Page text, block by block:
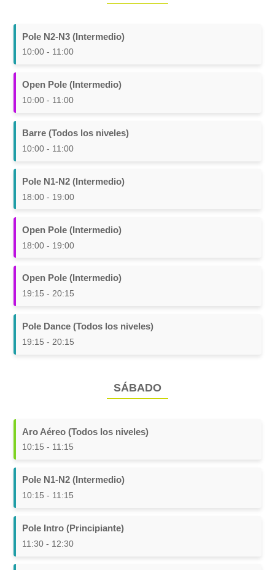
Pole N2-N3 (Intermedio)
10:00 - 11:00
Open Pole (Intermedio)
10:00 - 11:00
Barre (Todos los niveles)
10:00 - 11:00
Pole N1-N2 (Intermedio)
18:00 - 19:00
Open Pole (Intermedio)
18:00 - 19:00
Open Pole (Intermedio)
19:15 - 20:15
Pole Dance (Todos los niveles)
19:15 - 20:15
SÁBADO
Aro Aéreo (Todos los niveles)
10:15 - 11:15
Pole N1-N2 (Intermedio)
10:15 - 11:15
Pole Intro (Principiante)
11:30 - 12:30